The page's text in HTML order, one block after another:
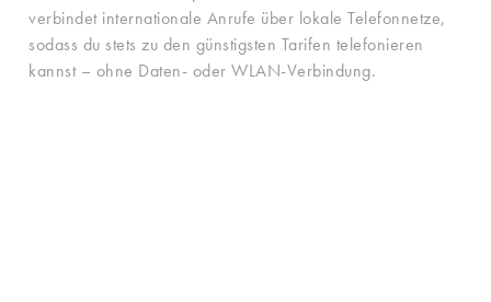
verbindet internationale Anrufe über lokale Telefonnetze,
sodass du stets zu den günstigsten Tarifen telefonieren
kannst – ohne Daten- oder WLAN-Verbindung.